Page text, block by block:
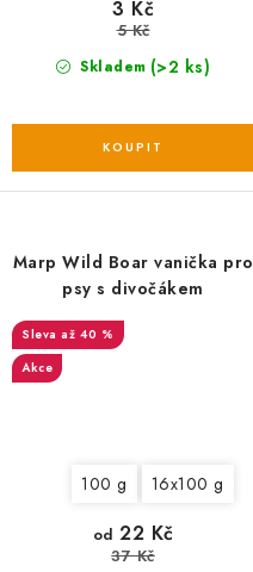
Skladem (>2 ks)
3 Kč
5 Kč
Marp Wild Boar vanička pro
psy s divočákem
až 40 %
Akce
100 g 16x100 g
od 22 Kč
37 Kč